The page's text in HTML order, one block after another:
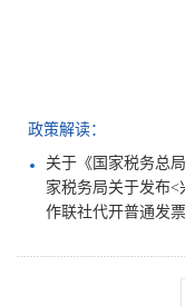
政策解读：
关于《国家税务总
家税务局关于发布
作联社代开普通发